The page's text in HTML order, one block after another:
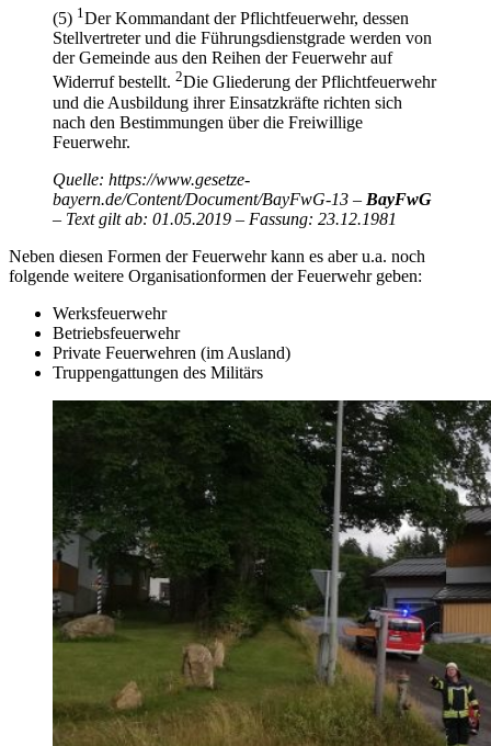
(5) 1Der Kommandant der Pflichtfeuerwehr, dessen
Stellvertreter und die Führungsdienstgrade werden von
der Gemeinde aus den Reihen der Feuerwehr auf
Widerruf bestellt. 2Die Gliederung der Pflichtfeuerwehr
und die Ausbildung ihrer Einsatzkräfte richten sich
nach den Bestimmungen über die Freiwillige
Feuerwehr.
Quelle: https://www.gesetze-
bayern.de/Content/Document/BayFwG-13 – BayFwG
– Text gilt ab: 01.05.2019 – Fassung: 23.12.1981
Neben diesen Formen der Feuerwehr kann es aber u.a. noch
folgende weitere Organisationformen der Feuerwehr geben:
Werksfeuerwehr
Betriebsfeuerwehr
Private Feuerwehren (im Ausland)
Truppengattungen des Militärs